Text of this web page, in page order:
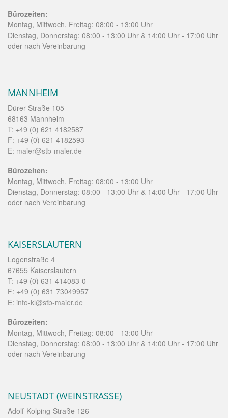
Bürozeiten:
Montag, Mittwoch, Freitag: 08:00 - 13:00 Uhr
Dienstag, Donnerstag: 08:00 - 13:00 Uhr & 14:00 Uhr - 17:00 Uhr
oder nach Vereinbarung
MANNHEIM
Dürer Straße 105
68163 Mannheim
T: +49 (0) 621 4182587
F: +49 (0) 621 4182593
E: maier@stb-maier.de
Bürozeiten:
Montag, Mittwoch, Freitag: 08:00 - 13:00 Uhr
Dienstag, Donnerstag: 08:00 - 13:00 Uhr & 14:00 Uhr - 17:00 Uhr
oder nach Vereinbarung
KAISERSLAUTERN
Logenstraße 4
67655 Kaiserslautern
T: +49 (0) 631 414083-0
F: +49 (0) 631 73049957
E: info-kl@stb-maier.de
Bürozeiten:
Montag, Mittwoch, Freitag: 08:00 - 13:00 Uhr
Dienstag, Donnerstag: 08:00 - 13:00 Uhr & 14:00 Uhr - 17:00 Uhr
oder nach Vereinbarung
NEUSTADT (WEINSTRASSE)
Adolf-Kolping-Straße 126